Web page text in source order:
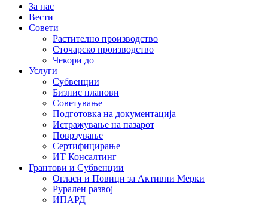
За нас
Вести
Совети
Растително производство
Сточарско производство
Чекори до
Услуги
Субвенции
Бизнис планови
Советување
Подготовка на документација
Истражување на пазарот
Поврзување
Сертифицирање
ИТ Консалтинг
Грантови и Субвенции
Огласи и Повици за Активни Мерки
Рурален развој
ИПАРД